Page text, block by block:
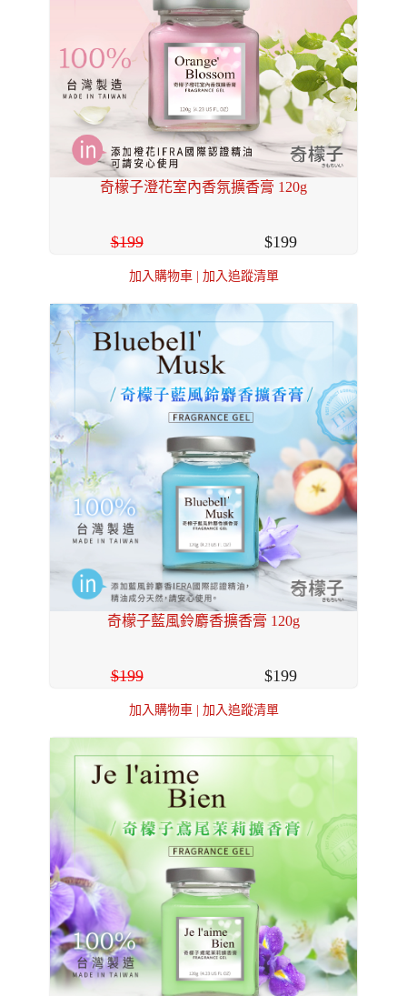
奇檬子澄花室內香氛擴香膏 120g
199 199
加入購物車| 加入追蹤清單
奇檬子藍風鈴麝香擴香膏 120g
199 199
加入購物車| 加入追蹤清單